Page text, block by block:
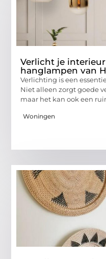
Verlicht je
hanglampen van
Verlichting is een
Niet alleen zorgt goede
maar het kan ook een
Woningen